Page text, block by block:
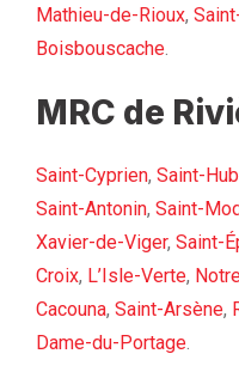
Mathieu-de-Rioux,
Boisbouscache.
MRC de
Saint-Cyprien, Saint-
Saint-Antonin, Saint-
Xavier-de-Viger, Saint-
Croix, L’Isle-Verte,
Cacouna, Saint-Arsène,
Dame-du-Portage.